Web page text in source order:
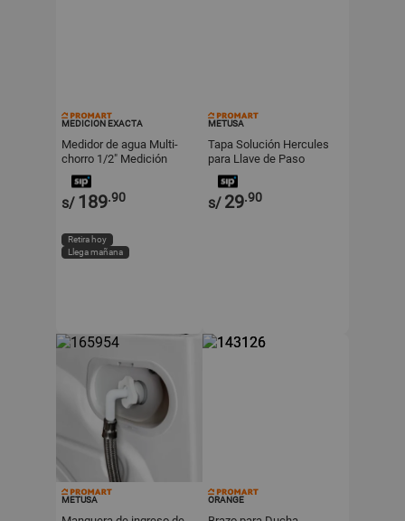
MEDICION EXACTA
Medidor de agua Multi-
chorro 1/2" Medición
Exacta
s/ 189.90
Retira hoy
Llega mañana
METUSA
Tapa Solución Hercules
para Llave de Paso
Metusa Blanco de
Polietileno
s/ 29.90
METUSA ORANGE